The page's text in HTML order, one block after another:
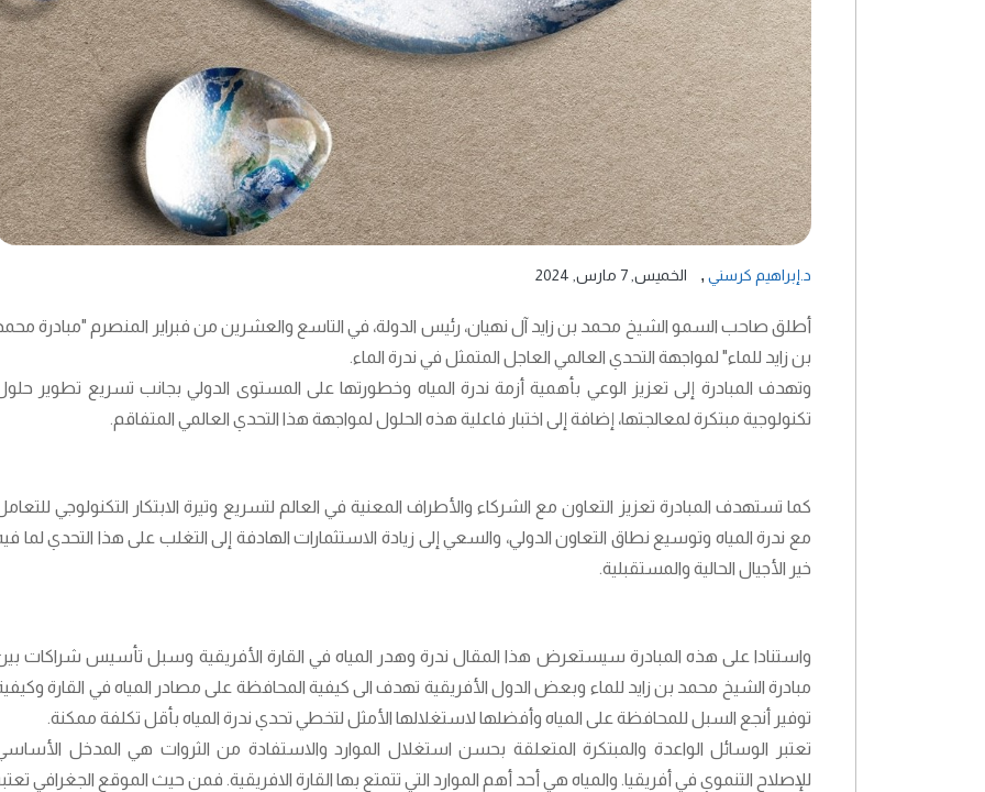
د.إبراهيم كرسني , الخميس, 7 مارس, 2024
أطلق صاحب السمو الشيخ محمد بن زايد آل نهيان، رئيس الدولة، في التاسع والعشرين من فبراير المنصرم "مبادرة
بن زايد للماء" لمواجهة التحدي العالمي العاجل المتمثل في ندرة الماء.
وتهدف المبادرة إلى تعزيز الوعي بأهمية أزمة ندرة المياه وخطورتها على المستوى الدولي بجانب تسريع تطوير
تكنولوجية مبتكرة لمعالجتها، إضافة إلى اختبار فاعلية هذه الحلول لمواجهة هذا التحدي العالمي المتفاقم.
كما تستهدف المبادرة تعزيز التعاون مع الشركاء والأطراف المعنية في العالم لتسريع وتيرة الابتكار التكنولوجي
مع ندرة المياه وتوسيع نطاق التعاون الدولي، والسعي إلى زيادة الاستثمارات الهادفة إلى التغلب على هذا التحدي لما
خير الأجيال الحالية والمستقبلية.
واستنادا على هذه المبادرة سيستعرض هذا المقال ندرة وهدر المياه في القارة الأفريقية وسبل تأسيس شراكات
مبادرة الشيخ محمد بن زايد للماء وبعض الدول الأفريقية تهدف الى كيفية المحافظة على مصادر المياه في القارة
توفير أنجع السبل للمحافظة على المياه وأفضلها لاستغلالها الأمثل لتخطي تحدي ندرة المياه بأقل تكلفة ممكنة.
تعتبر الوسائل الواعدة والمبتكرة المتعلقة بحسن استغلال الموارد والاستفادة من الثروات هي المدخل
للإصلاح التنموي في أفريقيا. والمياه هي أحد أهم الموارد التي تتمتع بها القارة الافريقية. فمن حيث الموقع الجغرافي